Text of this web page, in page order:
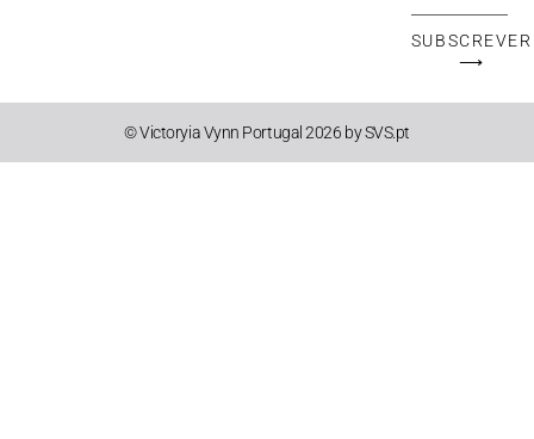
Mail
SUBSCREVER
⟶
© Victoryia Vynn Portugal 2026 by SVS.pt